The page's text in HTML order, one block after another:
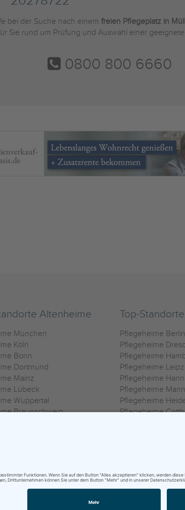
bei der Suche nach einem freien Pflegeplatz in
Sie rund um Prüfung und Auswahl einer
0800 800 6660
Altenheime
München
Köln
Bonn
Dortmund
Mainz
Lübeck
Wuppertal
Braunschweig
Top-
Pflegeheime Berlin
Pflegeheime
Pflegeheime
Pflegeheime
Pflegeheime
Pflegeheime
Pflegeheime
Pflegeheime